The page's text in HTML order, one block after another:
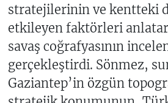
stratejilerinin ve kentteki
etkileyen faktörleri
savaş coğrafyasının
gerçekleştirdi. Sönmez,
Gaziantep’in özgün